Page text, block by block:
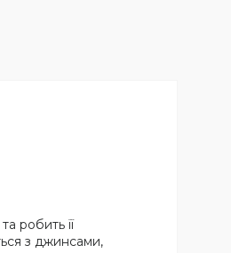
робить її
з джинсами,